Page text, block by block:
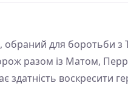
обраний для боротьби
разом із Матом,
воскресити